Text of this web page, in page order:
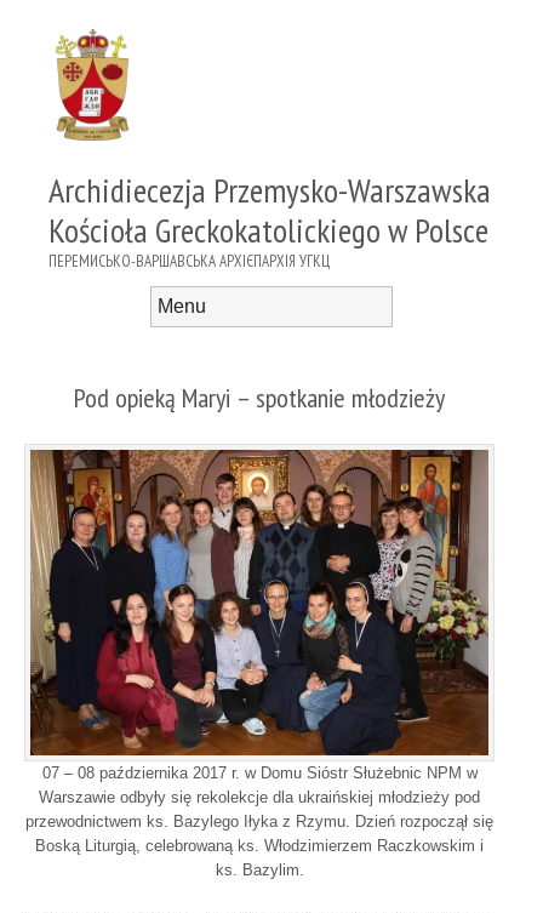
Archidiecezja Przemysko-Warszawska
Kościoła Greckokatolickiego w Polsce
ПЕРЕМИСЬКО-ВАРШАВСЬКА АРХІЄПАРХІЯ УГКЦ
Pod opieką Maryi – spotkanie młodzieży
07 – 08 października 2017 r. w Domu Sióstr Służebnic NPM w
Warszawie odbyły się rekolekcje dla ukraińskiej młodzieży pod
przewodnictwem ks. Bazylego Iłyka z Rzymu. Dzień rozpoczął się
Boską Liturgią, celebrowaną ks. Włodzimierzem Raczkowskim i
ks. Bazylim.